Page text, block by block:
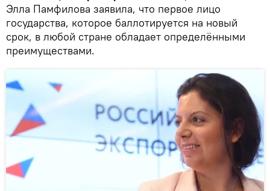
Элла Памфилова заявила, что первое лицо
государства, которое баллотируется на новый
срок, в любой стране обладает определёнными
преимуществами.